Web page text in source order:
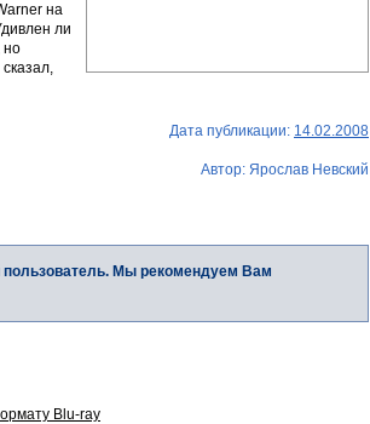
на
ли
но
Дата публикации: 14.02.2008
Автор: Ярослав Невский
пользователь. Мы рекомендуем Вам
Blu-ray